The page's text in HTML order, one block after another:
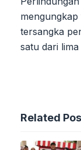
tersangka
satu dari
Related